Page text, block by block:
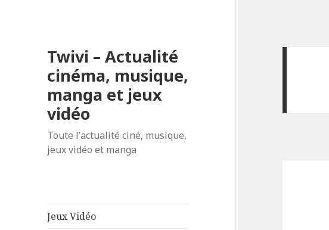
Twivi – Actualité
cinéma, musique,
manga et jeux
vidéo
Toute l'actualité ciné, musique,
jeux vidéo et manga
Jeux Vidéo